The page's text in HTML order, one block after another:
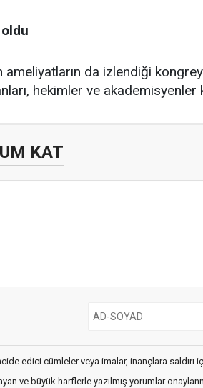
ameliyatların da izlendiği
hekimler ve akademisyenler
KAT
edici cümleler veya imalar, inançlara saldırı
ve büyük harflerle yazılmış yorumlar